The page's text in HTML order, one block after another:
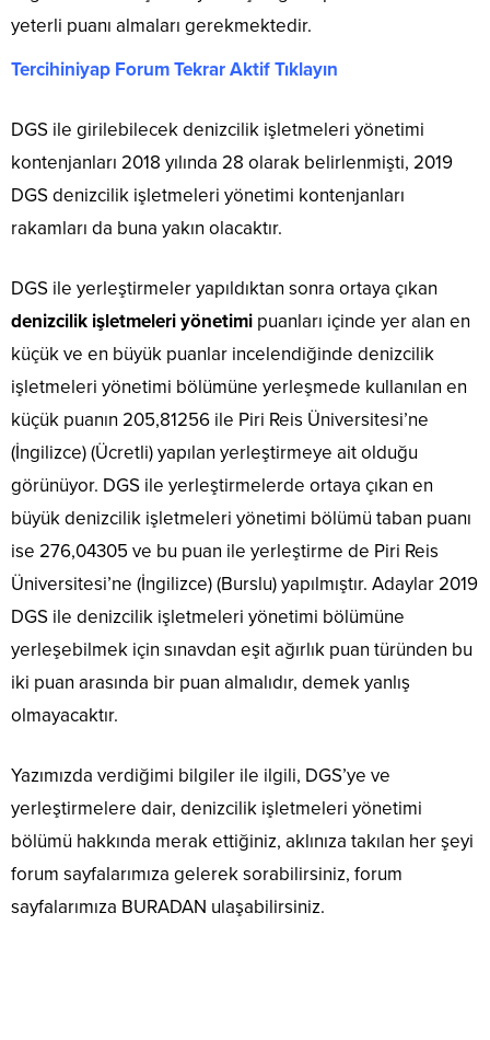
yeterli puanı almaları gerekmektedir.
Tercihiniyap Forum Tekrar Aktif Tıklayın
DGS ile girilebilecek denizcilik işletmeleri yönetimi
kontenjanları 2018 yılında 28 olarak belirlenmişti, 2019
DGS denizcilik işletmeleri yönetimi kontenjanları
rakamları da buna yakın olacaktır.
DGS ile yerleştirmeler yapıldıktan sonra ortaya çıkan
denizcilik işletmeleri yönetimi puanları içinde yer alan en
küçük ve en büyük puanlar incelendiğinde denizcilik
işletmeleri yönetimi bölümüne yerleşmede kullanılan en
küçük puanın 205,81256 ile Piri Reis Üniversitesi’ne
(İngilizce) (Ücretli) yapılan yerleştirmeye ait olduğu
görünüyor. DGS ile yerleştirmelerde ortaya çıkan en
büyük denizcilik işletmeleri yönetimi bölümü taban puanı
ise 276,04305 ve bu puan ile yerleştirme de Piri Reis
Üniversitesi’ne (İngilizce) (Burslu) yapılmıştır. Adaylar 2019
DGS ile denizcilik işletmeleri yönetimi bölümüne
yerleşebilmek için sınavdan eşit ağırlık puan türünden bu
iki puan arasında bir puan almalıdır, demek yanlış
olmayacaktır.
Yazımızda verdiğimi bilgiler ile ilgili, DGS’ye ve
yerleştirmelere dair, denizcilik işletmeleri yönetimi
bölümü hakkında merak ettiğiniz, aklınıza takılan her şeyi
forum sayfalarımıza gelerek sorabilirsiniz, forum
sayfalarımıza BURADAN ulaşabilirsiniz.